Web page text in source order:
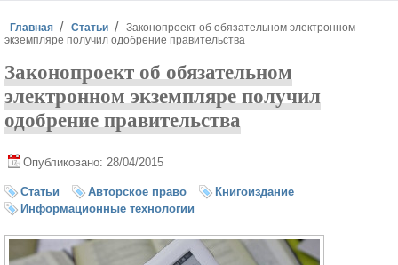
Вы здесь
Главная Статьи
Законопроект об обязательном электронном
экземпляре получил одобрение правительства
Законопроект об обязательном
электронном экземпляре получил
одобрение правительства
Опубликовано: 28/04/2015
Статьи Авторское право
Книгоиздание
Информационные технологии